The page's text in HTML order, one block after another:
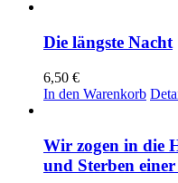
Die längste Nacht
6,50 €
In den Warenkorb
Wir zogen in die
und Sterben